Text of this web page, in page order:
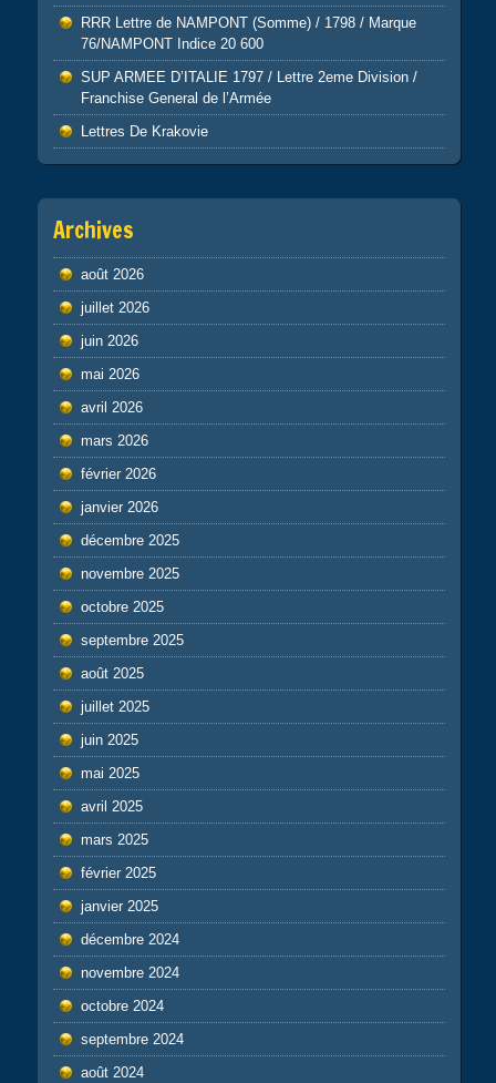
RRR Lettre de NAMPONT (Somme) / 1798 / Marque
76/NAMPONT Indice 20 600
SUP ARMEE D’ITALIE 1797 / Lettre 2eme Division /
Franchise General de l’Armée
Lettres De Krakovie
Archives
août 2026
juillet 2026
juin 2026
mai 2026
avril 2026
mars 2026
février 2026
janvier 2026
décembre 2025
novembre 2025
octobre 2025
septembre 2025
août 2025
juillet 2025
juin 2025
mai 2025
avril 2025
mars 2025
février 2025
janvier 2025
décembre 2024
novembre 2024
octobre 2024
septembre 2024
août 2024